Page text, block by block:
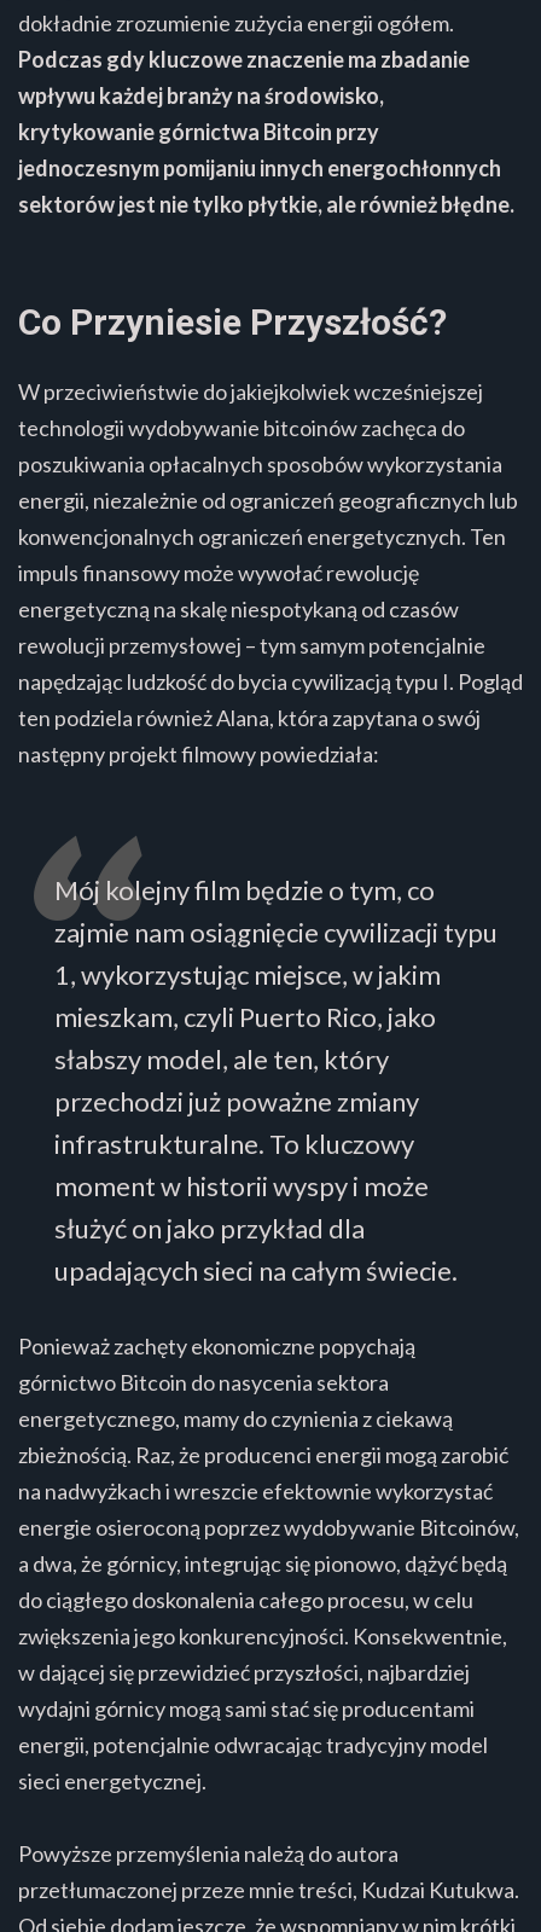
dokładnie zrozumienie zużycia energii ogółem.
Podczas gdy kluczowe znaczenie ma zbadanie
wpływu każdej branży na środowisko,
krytykowanie górnictwa Bitcoin przy
jednoczesnym pomijaniu innych energochłonnych
sektorów jest nie tylko płytkie, ale również błędne.
Co Przyniesie Przyszłość?
W przeciwieństwie do jakiejkolwiek wcześniejszej
technologii wydobywanie bitcoinów zachęca do
poszukiwania opłacalnych sposobów wykorzystania
energii, niezależnie od ograniczeń geograficznych lub
konwencjonalnych ograniczeń energetycznych. Ten
impuls finansowy może wywołać rewolucję
energetyczną na skalę niespotykaną od czasów
rewolucji przemysłowej – tym samym potencjalnie
napędzając ludzkość do bycia cywilizacją typu I. Pogląd
ten podziela również Alana, która zapytana o swój
następny projekt filmowy powiedziała:
Mój kolejny film będzie o tym, co
zajmie nam osiągnięcie cywilizacji typu
1, wykorzystując miejsce, w jakim
mieszkam, czyli Puerto Rico, jako
słabszy model, ale ten, który
przechodzi już poważne zmiany
infrastrukturalne. To kluczowy
moment w historii wyspy i może
służyć on jako przykład dla
upadających sieci na całym świecie.
Ponieważ zachęty ekonomiczne popychają
górnictwo Bitcoin do nasycenia sektora
energetycznego, mamy do czynienia z ciekawą
zbieżnością. Raz, że producenci energii mogą zarobić
na nadwyżkach i wreszcie efektownie wykorzystać
energie osieroconą poprzez wydobywanie Bitcoinów,
a dwa, że górnicy, integrując się pionowo, dążyć będą
do ciągłego doskonalenia całego procesu, w celu
zwiększenia jego konkurencyjności. Konsekwentnie,
w dającej się przewidzieć przyszłości, najbardziej
wydajni górnicy mogą sami stać się producentami
energii, potencjalnie odwracając tradycyjny model
sieci energetycznej.
Powyższe przemyślenia należą do autora
przetłumaczonej przeze mnie treści, Kudzai Kutukwa.
Od siebie dodam jeszcze, że wspomniany w nim krótki